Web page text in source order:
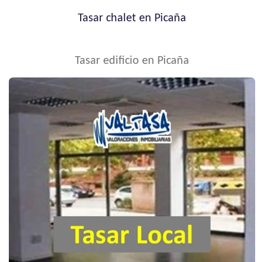
Tasar chalet en Picaña
Tasar edificio en Picaña